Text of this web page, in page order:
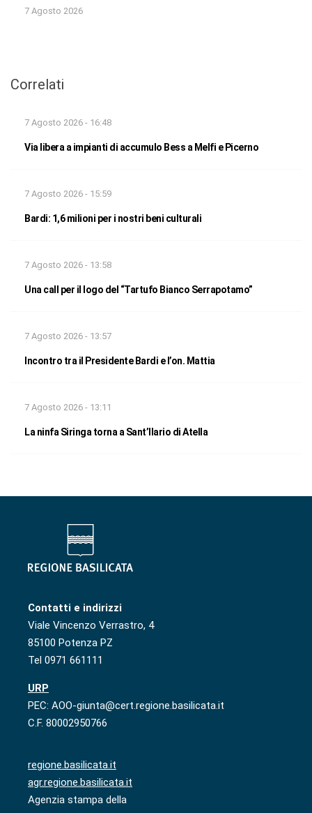
7 Agosto 2026
Correlati
7 Agosto 2026 - 16:48
Via libera a impianti di accumulo Bess a Melfi e Picerno
7 Agosto 2026 - 15:59
Bardi: 1,6 milioni per i nostri beni culturali
7 Agosto 2026 - 13:58
Una call per il logo del “Tartufo Bianco Serrapotamo”
7 Agosto 2026 - 13:57
Incontro tra il Presidente Bardi e l’on. Mattia
7 Agosto 2026 - 13:11
La ninfa Siringa torna a Sant’Ilario di Atella
Contatti e indirizzi
Viale Vincenzo Verrastro, 4
85100 Potenza PZ
Tel 0971 661111
URP
PEC: AOO-giunta@cert.regione.basilicata.it
C.F. 80002950766
regione.basilicata.it
agr.regione.basilicata.it
Agenzia stampa della